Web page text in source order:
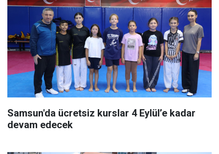
Samsun'da ücretsiz kurslar 4 Eylül’e kadar
devam edecek